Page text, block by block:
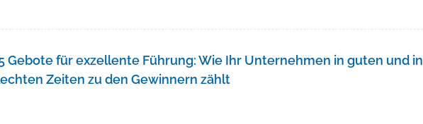
Gebote für exzellente Führung: Wie Ihr Unternehmen in guten und in
Zeiten zu den Gewinnern zählt